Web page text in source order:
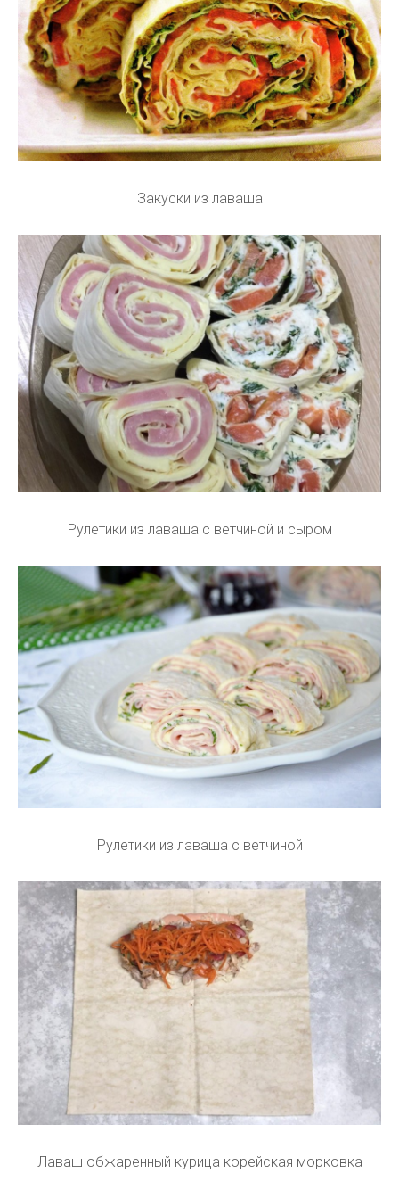
Закуски из лаваша
Рулетики из лаваша с ветчиной и сыром
Рулетики из лаваша с ветчиной
Лаваш обжаренный курица корейская морковка